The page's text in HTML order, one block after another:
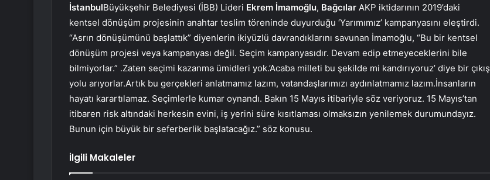
İstanbulBüyükşehir Belediyesi (İBB) Lideri Ekrem İmamoğlu, Bağcılar AKP iktidarının 2019’daki
kentsel dönüşüm projesinin anahtar teslim töreninde duyurduğu ‘Yarımımız’ kampanyasını eleştirdi.
“Asrın dönüşümünü başlattık” diyenlerin ikiyüzlü davrandıklarını savunan İmamoğlu, “Bu bir kentsel
dönüşüm projesi veya kampanyası değil. Seçim kampanyasıdır. Devam edip etmeyeceklerini bile
bilmiyorlar.” .Zaten seçimi kazanma ümidleri yok.’Acaba milleti bu şekilde mi kandırıyoruz’ diye bir çıkış
yolu arıyorlar.Artık bu gerçekleri anlatmamız lazım, vatandaşlarımızı aydınlatmamız lazım.İnsanların
hayatı karartılamaz. Seçimlerle kumar oynandı. Bakın 15 Mayıs itibariyle söz veriyoruz. 15 Mayıs’tan
itibaren risk altındaki herkesin evini, iş yerini süre kısıtlaması olmaksızın yenilemek durumundayız.
Bunun için büyük bir seferberlik başlatacağız.” söz konusu.
İlgili Makaleler